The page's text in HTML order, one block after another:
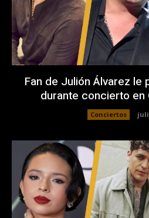
Fan de Julión Álvarez le
durante concierto en
Conciertos